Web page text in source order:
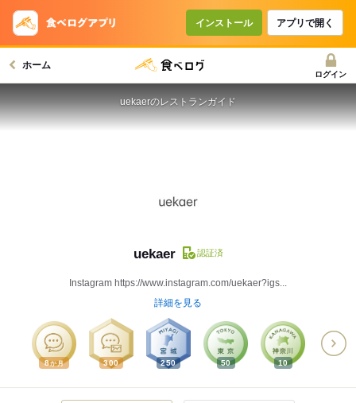
インストール アプリで開く
ホーム
ログイン
uekaer 認証済
Instagram https://www.instagram.com/uekaer?igs...
詳細を見る
8か月 300 250 50 10
uekaerのレストランガイド